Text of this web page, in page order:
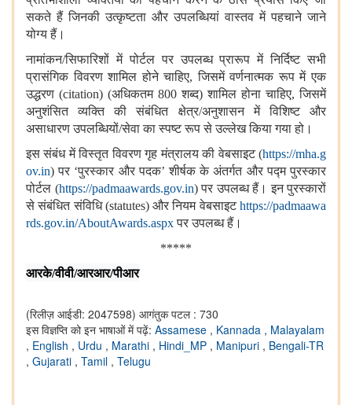
सकते हैं जिनकी उत्कृष्टता और उपलब्धियां वास्तव में पहचाने जाने
योग्य हैं।
नामांकन/सिफारिशों में पोर्टल पर उपलब्ध प्रारूप में निर्दिष्ट सभी
प्रासंगिक विवरण शामिल होने चाहिए, जिसमें वर्णनात्मक रूप में एक
उद्धरण (citation) (अधिकतम 800 शब्द) शामिल होना चाहिए, जिसमें
अनुशंसित व्यक्ति की संबंधित क्षेत्र/अनुशासन में विशिष्ट और
असाधारण उपलब्धियों/सेवा का स्पष्ट रूप से उल्लेख किया गया हो।
इस संबंध में विस्‍तृत विवरण गृह मंत्रालय की वेबसाइट (https://mha.g
ov.in) पर ‘पुरस्‍कार और पदक’ शीर्षक के अंतर्गत और पद्म पुरस्‍कार
पोर्टल (https://padmaawards.gov.in) पर उपलब्‍ध हैं। इन पुरस्‍कारों
से संबंधित संविधि (statutes) और नियम वेबसाइटhttps://padmaawa
rds.gov.in/AboutAwards.aspxपर उपलब्‍ध हैं।
*****
आरके/वीवी/आरआर/पीआर
(रिलीज़ आईडी: 2047598) आगंतुक पटल : 730
इस विज्ञप्ति को इन भाषाओं में पढ़ें: Assamese , Kannada , Malayalam
, English , Urdu , Marathi , Hindi_MP , Manipuri , Bengali-TR
, Gujarati , Tamil , Telugu